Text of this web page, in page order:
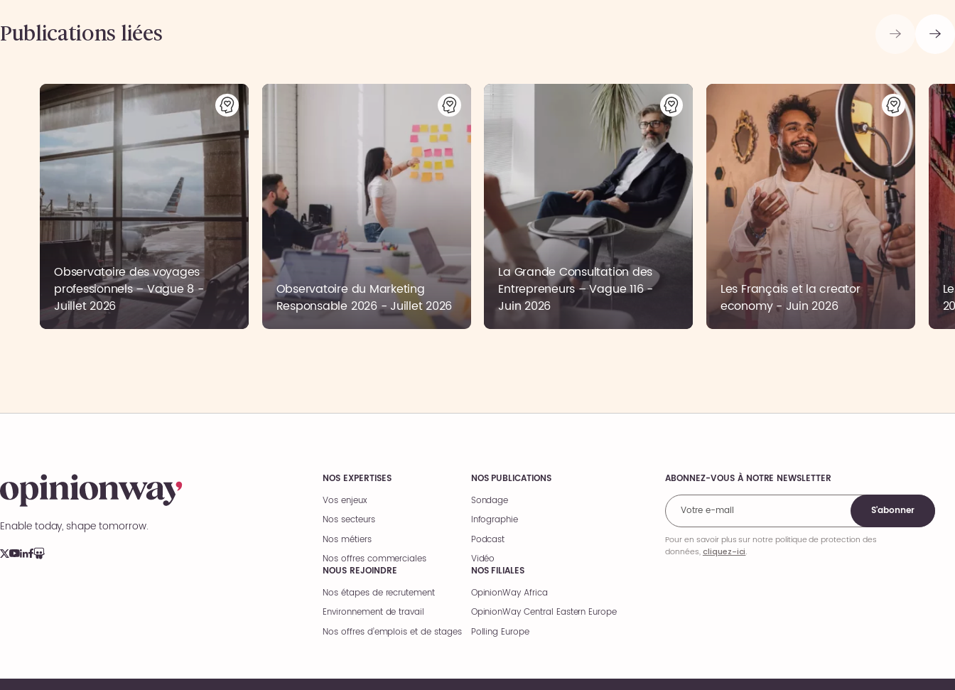
Publications liées
Observatoire des voyages
professionnels – Vague 8 -
Juillet 2026
Observatoire du Marketing
Responsable 2026 - Juillet 2026
La Grande Consultation des
Entrepreneurs – Vague 116 -
Juin 2026
Les Français et la creator
economy - Juin 2026
Enable today, shape tomorrow.
NOS EXPERTISES
Vos enjeux
Nos secteurs
Nos métiers
Nos offres commerciales
NOS PUBLICATIONS
Sondage
Infographie
Podcast
Vidéo
NOUS REJOINDRE
Nos étapes de recrutement
Environnement de travail
Nos offres d’emplois et de stages
NOS FILIALES
OpinionWay Africa
OpinionWay Central Eastern Europe
Polling Europe
Comments
ABONNEZ-VOUS À NOTRE NEWSLETTER
S'abonner
Pour en savoir plus sur notre politique de protection des
données,cliquez-ici.